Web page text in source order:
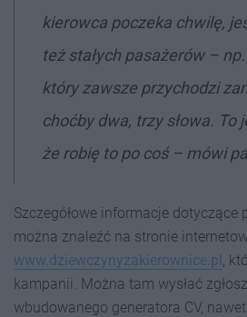
kierowca poczeka chwilę,
też stałych pasażerów –
który zawsze przychodzi
choćby dwa, trzy słowa. To
że robię to po coś– mówi
Szczegółowe informacje dotyczące
można znaleźć na stronie
www.dziewczynyzakierownice.pl ,
kampanii. Można tam wysłać
wbudowanego generatora CV,